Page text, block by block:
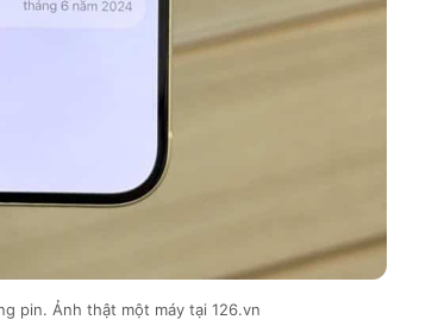
pin. Ảnh thật một máy tại 126.vn